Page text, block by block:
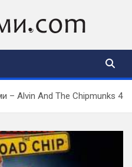
– Alvin And The Chipmunks 4